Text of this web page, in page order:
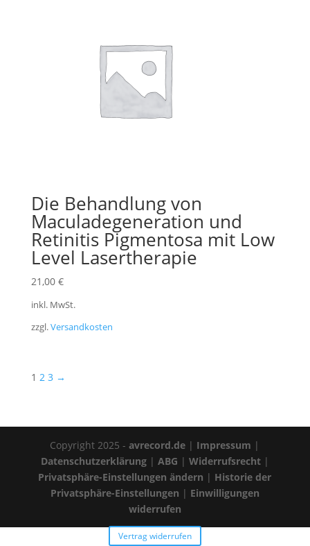
Die Behandlung von
Maculadegeneration und
Retinitis Pigmentosa mit Low
Level Lasertherapie
21,00 €
inkl. MwSt.
zzgl.Versandkosten
1 2 3 →
Copyright 2025 -avrecord.de | Impressum |
Datenschutzerklärung| ABG | Widerrufsrecht|
Privatsphäre-Einstellungen ändern | Historie der
Privatsphäre-Einstellungen | Einwilligungen
widerrufen
Vertrag widerrufen